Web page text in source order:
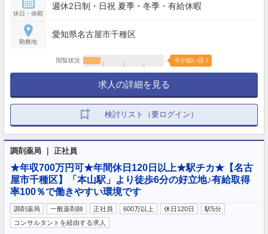
休日・休暇
週休2日制・日祝 夏季・冬季・有給休暇
勤務地
愛知県名古屋市千種区
閲覧状況 今が狙い目！
求人の詳細を見る
検討リスト（要ログイン）
調剤薬局 ｜ 正社員
★年収700万円可★年間休日120日以上★駅チカ★【名古
屋市千種区】「本山駅」より徒歩6分の好立地♪有給取得
率100％で働きやすい環境です
調剤薬局 一般薬剤師 正社員 600万以上 休日120日
駅5分
コンサルタントを経由する求人